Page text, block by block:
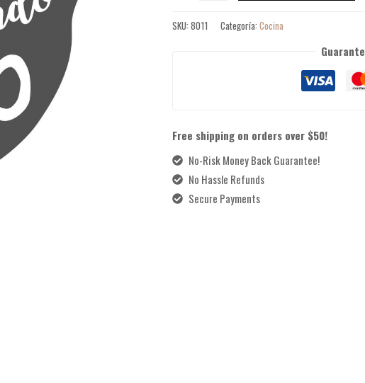
SKU:8011 Categoría:Cocina
Free shipping on orders over $50!
No-Risk Money Back Guarantee!
No Hassle Refunds
Secure Payments